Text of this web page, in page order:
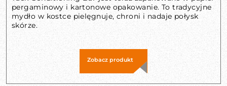
pergaminowy i kartonowe opakowanie. To tradycyjne
mydło w kostce pielęgnuje, chroni i nadaje połysk
skórze.
Zobacz produkt